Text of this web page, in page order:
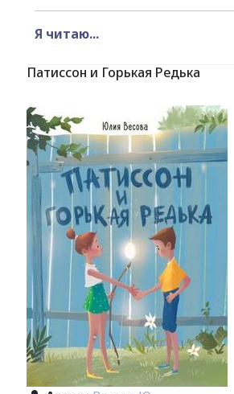
Я читаю...
Патиссон и Горькая Редька